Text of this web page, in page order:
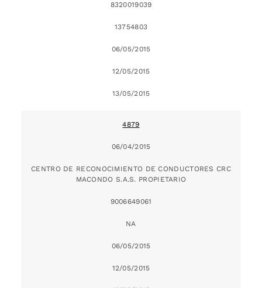
8320019039
13754803
06/05/2015
12/05/2015
13/05/2015
4879
06/04/2015
CENTRO DE RECONOCIMIENTO DE CONDUCTORES CRC
MACONDO S.A.S. PROPIETARIO
9006649061
NA
06/05/2015
12/05/2015